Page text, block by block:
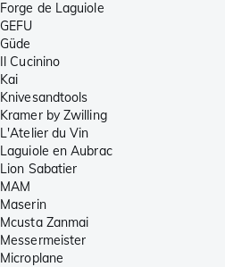
Forge de Laguiole
GEFU
Güde
Il Cucinino
Kai
Knivesandtools
Kramer by Zwilling
L'Atelier du Vin
Laguiole en Aubrac
Lion Sabatier
MAM
Maserin
Mcusta Zanmai
Messermeister
Microplane